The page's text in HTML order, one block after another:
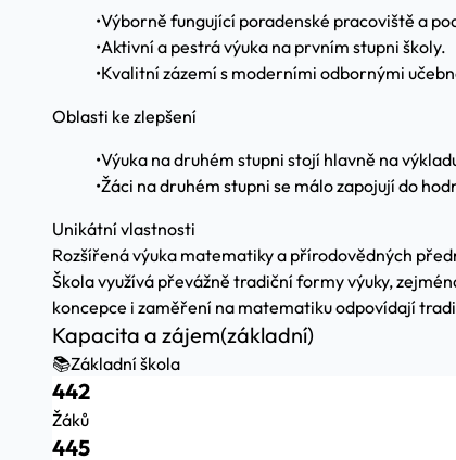
•Výborně fungující poradenské pracoviště a
•Aktivní a pestrá výuka na prvním stupni školy.
•Kvalitní zázemí s moderními odbornými
Oblasti ke zlepšení
•Výuka na druhém stupni stojí hlavně na
•Žáci na druhém stupni se málo zapojují do
Unikátní vlastnosti
Rozšířená výuka matematiky a přírodovědných
Škola využívá převážně tradiční formy výuky,
koncepce i zaměření na matematiku odpovídají
Kapacita a zájem(základní)
📚Základní škola
442
Žáků
445